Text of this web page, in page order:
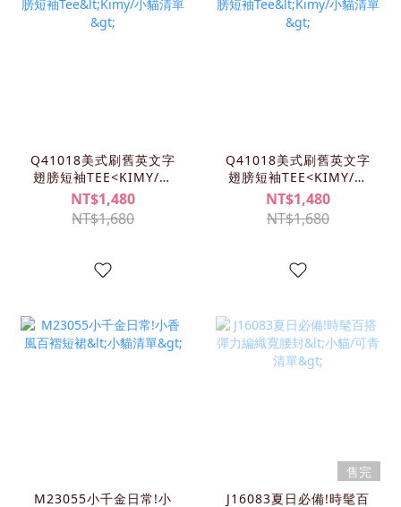
Q41018美式刷舊英文字
翅膀短袖TEE<KIMY/小
貓清單>
NT$1,480
NT$1,680
Q41018美式刷舊英文字
翅膀短袖TEE<KIMY/小
貓清單>
NT$1,480
NT$1,680
M23055小千金日常!小
售完
J16083夏日必備!時髦百